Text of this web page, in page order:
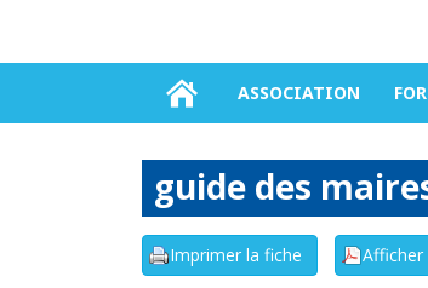
ASSOCIATION
guide des